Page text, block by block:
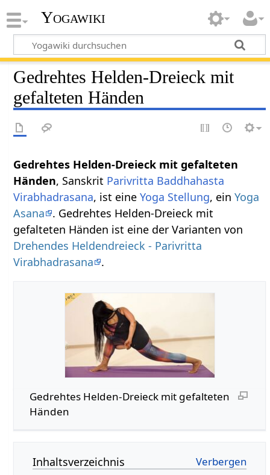
Yogawiki
Gedrehtes Helden-Dreieck mit
gefalteten Händen
Gedrehtes Helden-Dreieck mit gefalteten
Händen, Sanskrit Parivritta Baddhahasta
Virabhadrasana, ist eineYoga Stellung, einYoga
Asana
. Gedrehtes Helden-Dreieck mit
gefalteten Händen ist eine der Varianten von
Drehendes Heldendreieck - Parivritta
Virabhadrasana
.
Gedrehtes Helden-Dreieck mit gefalteten
Händen
Inhaltsverzeichnis